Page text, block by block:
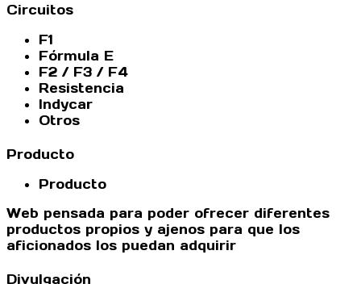
Circuitos
F1
Fórmula E
F2 / F3 / F4
Resistencia
Indycar
Otros
Producto
Producto
Web pensada para poder ofrecer diferentes
productos propios y ajenos para que los
aficionados los puedan adquirir
Divulgación